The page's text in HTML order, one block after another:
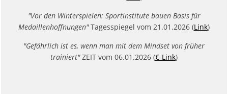
"Vor den Winterspielen: Sportinstitute bauen Basis für
Medaillenhoffnungen"Tagesspiegel vom 21.01.2026 (Link)
"Gefährlich ist es, wenn man mit dem Mindset von früher
trainiert"ZEIT vom 06.01.2026 (€-Link)